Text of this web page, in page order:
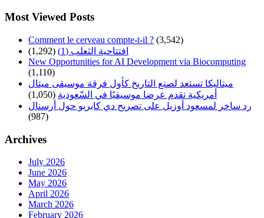
Most Viewed Posts
Comment le cerveau compte-t-il ? (3,542)
افتتاحية الثعلب (1)
(1,292)
New Opportunities for AI Development via Biocomputing
(1,110)
ميتاليكا تستعد لصنع التاريخ كأول فرقة موسيقى ميتال
أمريكية تقدم عرضا موسيقيًا في السّعودية (1,050)
رد ساخر لمسعود أوزيل على تصريح دي كابريو حول أرسنال
(987)
Archives
July 2026
June 2026
May 2026
April 2026
March 2026
February 2026